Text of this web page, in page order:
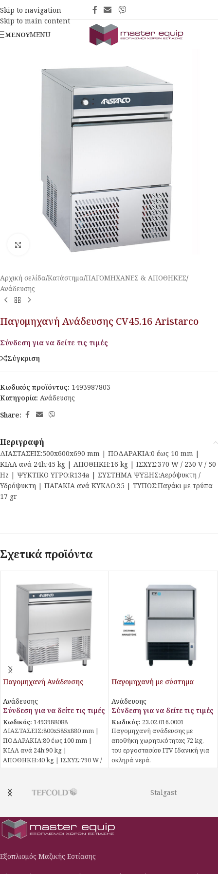
Skip to navigation
Skip to main content
ΜΕΝΟΎMENU
Κλικ για μεγέθυνση
Αρχική σελίδα/Κατάστημα/ΠΑΓΟΜΗΧΑΝΕΣ & ΑΠΟΘΗΚΕΣ/
Ανάδευσης
Παγομηχανή Ανάδευσης CV45.16 Aristarco
Σύνδεση για να δείτε τις τιμές
Σύγκριση
Κωδικός προϊόντος: 1493987803
Κατηγορία: Ανάδευσης
Share:
Περιγραφή
ΔΙΑΣΤΑΣΕΙΣ:500x600x690 mm | ΠΟΔΑΡΑΚΙΑ:0 έως 10 mm |
ΚΙΛΑ ανά 24h:45 kg | ΑΠΟΘΗΚΗ:16 kg | ΙΣΧΥΣ:370 W / 230 V / 50
Hz | ΨΥΚΤΙΚΟ ΥΓΡΟ:R134a | ΣΥΣΤΗΜΑ ΨΥΞΗΣ:Αερόψυκτη /
Υδρόψυκτη | ΠΑΓΑΚΙΑ ανά ΚΥΚΛΟ:35 | ΤΥΠΟΣ:Παγάκι με τρύπα
17 gr
Σχετικά προϊόντα
Παγομηχανή Ανάδευσης
Ανάδευσης
Σύνδεση για να δείτε τις τιμές
Κωδικός: 1493988088
ΔΙΑΣΤΑΣΕΙΣ:800x585x880 mm |
ΠΟΔΑΡΑΚΙΑ:80 έως 100 mm |
ΚΙΛΑ ανά 24h:90 kg |
ΑΠΟΘΗΚΗ:40 kg | ΙΣΧΥΣ:790 W /
230
Παγομηχανή με σύστημα
Ανάδευσης
Σύνδεση για να δείτε τις τιμές
Κωδικός: 23.02.016.0001
Παγομηχανή ανάδευσης με
αποθήκη χωρητικότητας 72 kg,
του εργοστασίου ITV Ιδανική για
σκληρά νερά.
Stalgast
Εξοπλισμός Μαζικής Εστίασης